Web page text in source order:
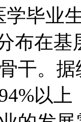
学毕业
布在
干。
以